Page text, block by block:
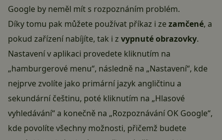
Google by neměl mít s rozpoznáním problém.
Díky tomu pak můžete používat příkaz i zezamčené, a
pokud zařízení nabíjíte, tak i z vypnuté obrazovky.
Nastavení v aplikaci provedete kliknutím na
„hamburgerové menu“, následně na „Nastavení“, kde
nejprve zvolíte jako primární jazyk angličtinu a
sekundární češtinu, poté kliknutím na „Hlasové
vyhledávání“ a konečně na „Rozpoznávání OK Google“,
kde povolíte všechny možnosti, přičemž budete